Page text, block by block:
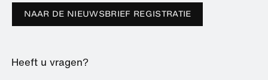
Beursdata
Duurzaamheid
NAAR DE NIEUWSBRIEF REGISTRATIE
Heeft u vragen?